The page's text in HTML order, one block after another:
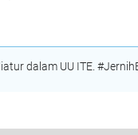
dalam UU ITE.